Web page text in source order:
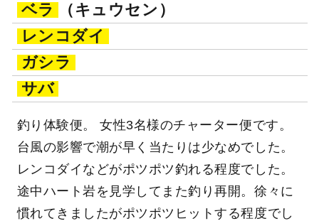
ベラ
（キュウセン）
レンコダイ
ガシラ
サバ
釣り体験便。 女性3名様のチャーター便です。
台風の影響で潮が早く当たりは少なめでした。
レンコダイなどがポツポツ釣れる程度でした。
途中ハート岩を見学してまた釣り再開。徐々に
慣れてきましたがポツポツヒットする程度でし